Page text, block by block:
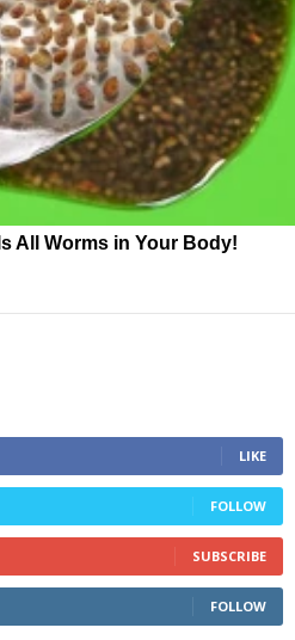
All Worms in Your Body!
LIKE
FOLLOW
SUBSCRIBE
FOLLOW